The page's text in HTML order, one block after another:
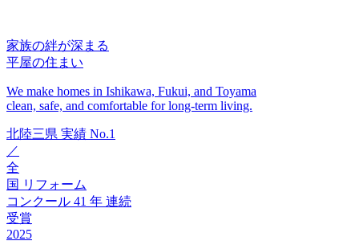
家族の絆が深まる
平屋の住まい
We make homes in Ishikawa, Fukui, and Toyama
clean, safe, and comfortable for long-term living.
北陸三県 実績 No.1
／
全
国 リフォーム
コンクール 41 年 連続
受賞
2025